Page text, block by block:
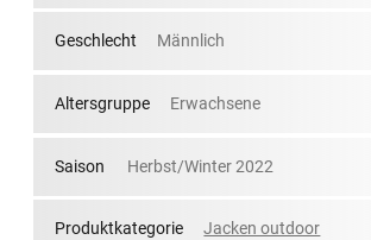
Geschlecht Männlich
Altersgruppe Erwachsene
Saison Herbst/Winter 2022
Produktkategorie Jacken outdoor